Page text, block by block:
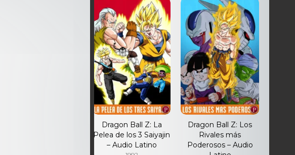
Dragon Ball Z: La
Pelea de los 3 Saiyajin
– Audio Latino
Dragon Ball Z: Los
Rivales más
Poderosos – Audio